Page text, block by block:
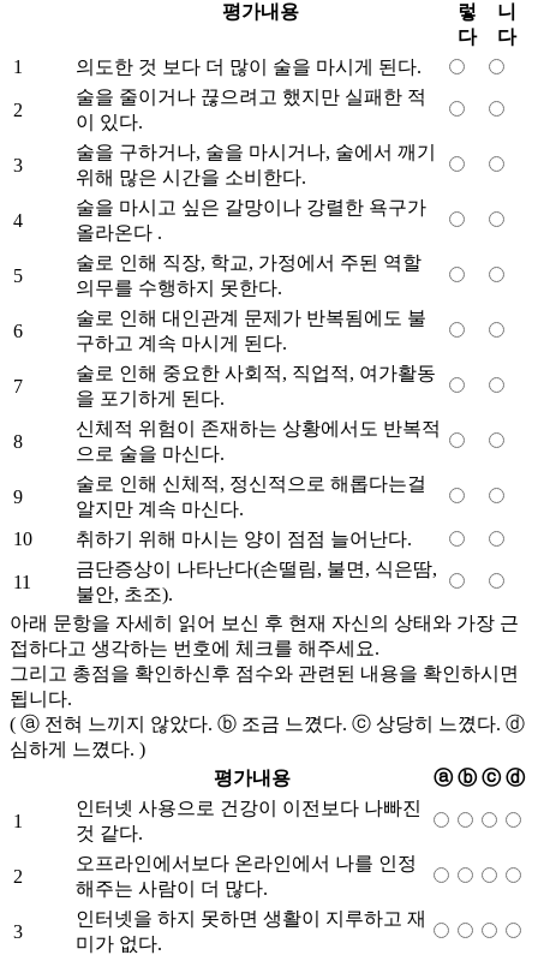
평가내용
렇
다
니
다
1
의도한 것 보다 더 많이 술을 마시게 된다.
2
술을 줄이거나 끊으려고 했지만 실패한 적
이 있다.
3
술을 구하거나, 술을 마시거나, 술에서 깨기
위해 많은 시간을 소비한다.
4
술을 마시고 싶은 갈망이나 강렬한 욕구가
올라온다 .
5
술로 인해 직장, 학교, 가정에서 주된 역할
의무를 수행하지 못한다.
6
술로 인해 대인관계 문제가 반복됨에도 불
구하고 계속 마시게 된다.
7
술로 인해 중요한 사회적, 직업적, 여가활동
을 포기하게 된다.
8
신체적 위험이 존재하는 상황에서도 반복적
으로 술을 마신다.
9
술로 인해 신체적, 정신적으로 해롭다는걸
알지만 계속 마신다.
10
취하기 위해 마시는 양이 점점 늘어난다.
11
금단증상이 나타난다(손떨림, 불면, 식은땀,
불안, 초조).
아래 문항을 자세히 읽어 보신 후 현재 자신의 상태와 가장 근
접하다고 생각하는 번호에 체크를 해주세요.
그리고 총점을 확인하신후 점수와 관련된 내용을 확인하시면
됩니다.
( ⓐ 전혀 느끼지 않았다. ⓑ 조금 느꼈다. ⓒ 상당히 느꼈다. ⓓ
심하게 느꼈다. )
평가내용
ⓐ ⓑ ⓒ ⓓ
1
인터넷 사용으로 건강이 이전보다 나빠진
것 같다.
2
오프라인에서보다 온라인에서 나를 인정
해주는 사람이 더 많다.
3
인터넷을 하지 못하면 생활이 지루하고 재
미가 없다.